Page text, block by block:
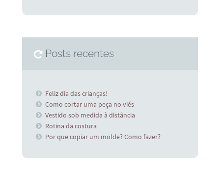
Posts recentes
Feliz dia das crianças!
Como cortar uma peça no viés
Vestido sob medida à distância
Rotina da costura
Por que copiar um molde? Como fazer?